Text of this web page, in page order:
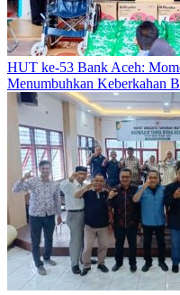
HUT ke-53 Bank Aceh:
Menumbuhkan Keberkahan